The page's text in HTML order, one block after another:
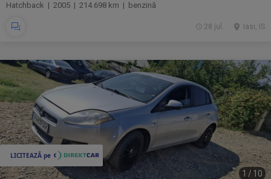
Hatchback | 2005 | 214.698 km | benzină
Iasi, IS
28 jul.
1 /10